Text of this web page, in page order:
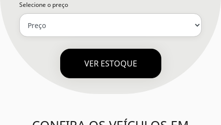
Selecione o preço
VER ESTOQUE